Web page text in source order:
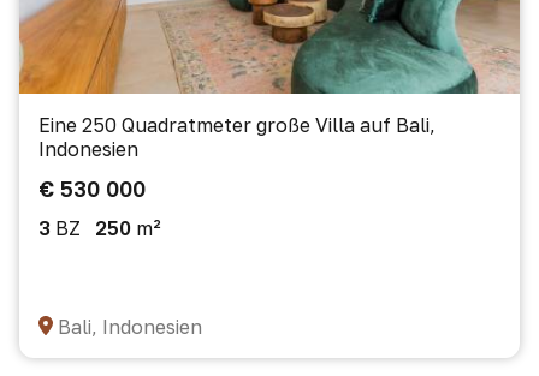
Eine 250 Quadratmeter große Villa auf Bali,
Indonesien
€ 530 000
3 BZ 250 m²
Bali, Indonesien